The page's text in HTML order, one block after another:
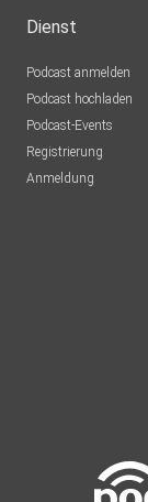
Dienst
Podcast anmelden
Podcast hochladen
Podcast-Events
Registrierung
Anmeldung